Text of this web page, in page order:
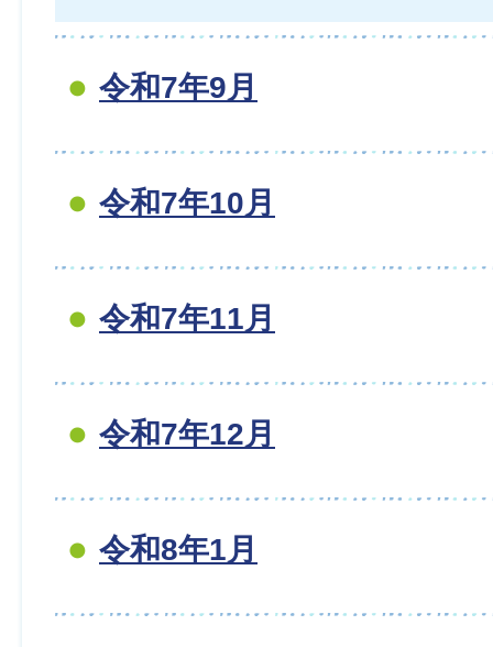
令和7年9月
令和7年10月
令和7年11月
令和7年12月
令和8年1月